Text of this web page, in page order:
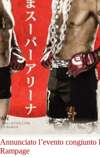
Annunciato l’evento
Rampage